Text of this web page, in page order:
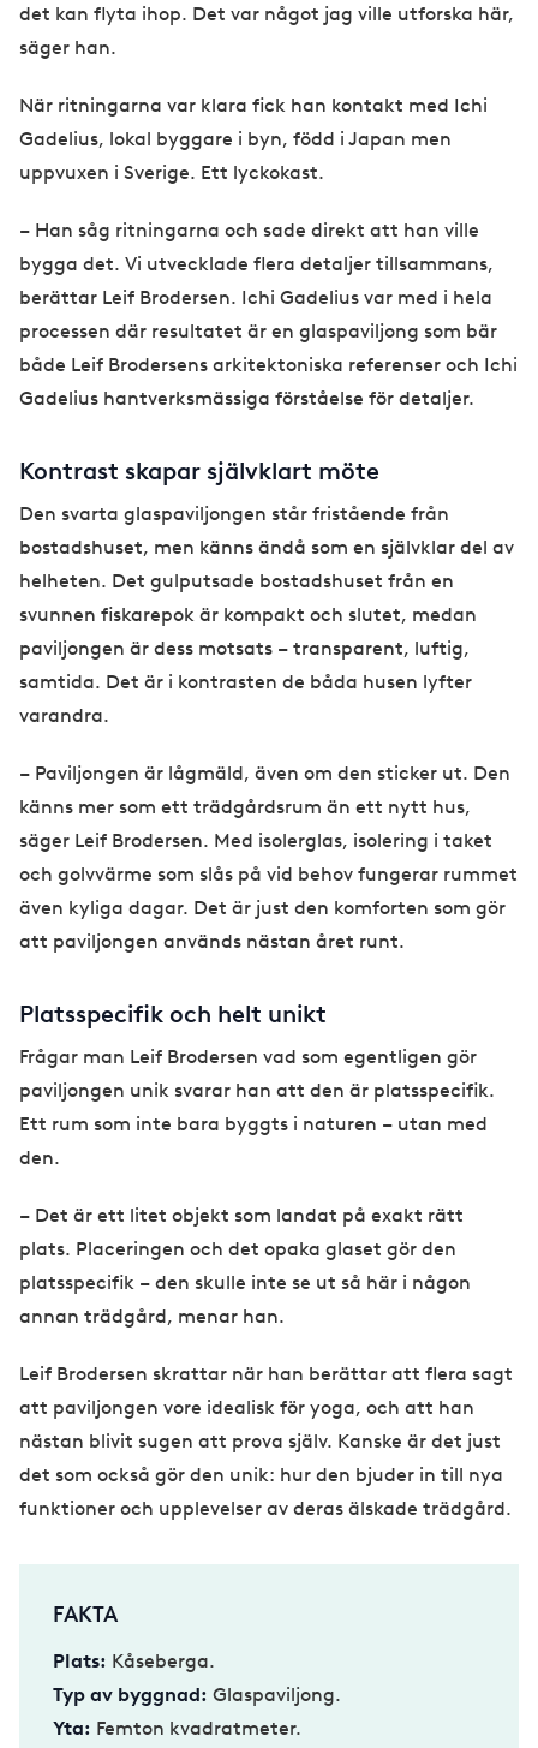
det kan flyta ihop. Det var något jag ville utforska här,
säger han.
När ritningarna var klara fick han kontakt med Ichi
Gadelius, lokal byggare i byn, född i Japan men
uppvuxen i Sverige. Ett lyckokast.
– Han såg ritningarna och sade direkt att han ville
bygga det. Vi utvecklade flera detaljer tillsammans,
berättar Leif Brodersen. Ichi Gadelius var med i hela
processen där resultatet är en glaspaviljong som bär
både Leif Brodersens arkitektoniska referenser och Ichi
Gadelius hantverksmässiga förståelse för detaljer.
Kontrast skapar självklart möte
Den svarta glaspaviljongen står fristående från
bostadshuset, men känns ändå som en självklar del av
helheten. Det gulputsade bostadshuset från en
svunnen fiskarepok är kompakt och slutet, medan
paviljongen är dess motsats – transparent, luftig,
samtida. Det är i kontrasten de båda husen lyfter
varandra.
– Paviljongen är lågmäld, även om den sticker ut. Den
känns mer som ett trädgårdsrum än ett nytt hus,
säger Leif Brodersen. Med isolerglas, isolering i taket
och golvvärme som slås på vid behov fungerar rummet
även kyliga dagar. Det är just den komforten som gör
att paviljongen används nästan året runt.
Platsspecifik och helt unikt
Frågar man Leif Brodersen vad som egentligen gör
paviljongen unik svarar han att den är platsspecifik.
Ett rum som inte bara byggts i naturen – utan med
den.
– Det är ett litet objekt som landat på exakt rätt
plats. Placeringen och det opaka glaset gör den
platsspecifik – den skulle inte se ut så här i någon
annan trädgård, menar han.
Leif Brodersen skrattar när han berättar att flera sagt
att paviljongen vore idealisk för yoga, och att han
nästan blivit sugen att prova själv. Kanske är det just
det som också gör den unik: hur den bjuder in till nya
funktioner och upplevelser av deras älskade trädgård.
FAKTA
Plats: Kåseberga.
Typ av byggnad: Glaspaviljong.
Yta: Femton kvadratmeter.